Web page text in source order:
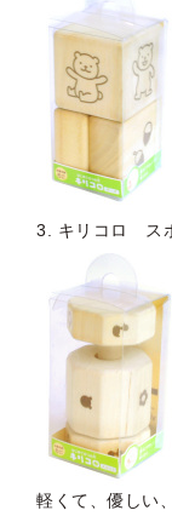
3. キリコロ ス
軽くて、優しい